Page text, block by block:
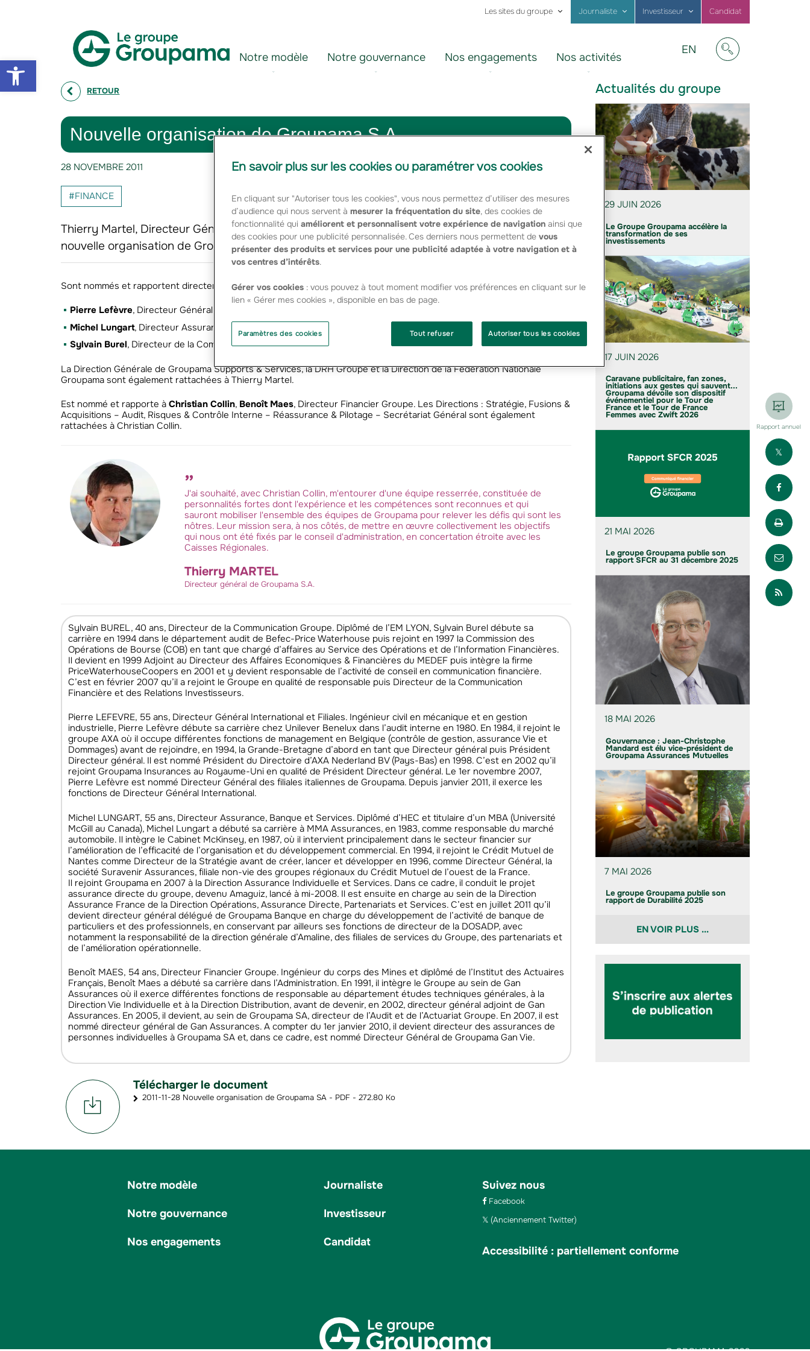
Open toolbar
Les sites du groupe Journaliste Investisseur Candidat
Notre modèle Notre gouvernance Nos engagements Nos activités
Visit
English
EN
RETOUR
Nouvelle organisation de Groupama S.A
28 NOVEMBRE 2011
#FINANCE
Thierry Martel, Directeur Général, et Christian Collin, Directeur Général Délégué, ont annoncé la
nouvelle organisation de Groupama S.A qui sera effective le 1er décembre 2011
Sont nommés et rapportent directement àThierry Martel :
Pierre Lefèvre, Directeur Général International & Filiales,
Michel Lungart, Directeur Assurance, Banque & Services,
Sylvain Burel, Directeur de la Communication Groupe.
La Direction Générale de Groupama Supports & Services, la DRH Groupe et la Direction de la Fédération Nationale
Groupama sont également rattachées à Thierry Martel.
Est nommé et rapporte à Christian Collin, Benoît Maes, Directeur Financier Groupe. Les Directions : Stratégie, Fusions &
Acquisitions – Audit, Risques & Contrôle Interne – Réassurance & Pilotage – Secrétariat Général sont également
rattachées à Christian Collin.
J'ai souhaité, avec Christian Collin, m'entourer d'une équipe resserrée, constituée de
personnalités fortes dont l'expérience et les compétences sont reconnues et qui
sauront mobiliser l'ensemble des équipes de Groupama pour relever les défis qui sont les
nôtres. Leur mission sera, à nos côtés, de mettre en œuvre collectivement les objectifs
qui nous ont été fixés par le conseil d'administration, en concertation étroite avec les
Caisses Régionales.
Thierry MARTEL
Directeur général de Groupama S.A.
Sylvain BUREL, 40 ans, Directeur de la Communication Groupe. Diplômé de l’EM LYON, Sylvain Burel débute sa
carrière en 1994 dans le département audit de Befec-Price Waterhouse puis rejoint en 1997 la Commission des
Opérations de Bourse (COB) en tant que chargé d’affaires au Service des Opérations et de l’Information Financières.
Il devient en 1999 Adjoint au Directeur des Affaires Economiques & Financières du MEDEF puis intègre la firme
PriceWaterhouseCoopers en 2001 et y devient responsable de l’activité de conseil en communication financière.
C’est en février 2007 qu’il a rejoint le Groupe en qualité de responsable puis Directeur de la Communication
Financière et des Relations Investisseurs.
Pierre LEFEVRE, 55 ans, Directeur Général International et Filiales. Ingénieur civil en mécanique et en gestion
industrielle, Pierre Lefèvre débute sa carrière chez Unilever Benelux dans l’audit interne en 1980. En 1984, il rejoint le
groupe AXA où il occupe différentes fonctions de management en Belgique (contrôle de gestion, assurance Vie et
Dommages) avant de rejoindre, en 1994, la Grande-Bretagne d’abord en tant que Directeur général puis Président
Directeur général. Il est nommé Président du Directoire d’AXA Nederland BV (Pays-Bas) en 1998. C’est en 2002 qu’il
rejoint Groupama Insurances au Royaume-Uni en qualité de Président Directeur général. Le 1er novembre 2007,
Pierre Lefèvre est nommé Directeur Général des filiales italiennes de Groupama. Depuis janvier 2011, il exerce les
fonctions de Directeur Général International.
Michel LUNGART, 55 ans, Directeur Assurance, Banque et Services. Diplômé d’HEC et titulaire d’un MBA (Université
McGill au Canada), Michel Lungart a débuté sa carrière à MMA Assurances, en 1983, comme responsable du marché
automobile. Il intègre le Cabinet McKinsey, en 1987, où il intervient principalement dans le secteur financier sur
l’amélioration de l’efficacité de l’organisation et du développement commercial. En 1994, il rejoint le Crédit Mutuel de
Nantes comme Directeur de la Stratégie avant de créer, lancer et développer en 1996, comme Directeur Général, la
société Suravenir Assurances, filiale non-vie des groupes régionaux du Crédit Mutuel de l’ouest de la France.
Il rejoint Groupama en 2007 à la Direction Assurance Individuelle et Services. Dans ce cadre, il conduit le projet
assurance directe du groupe, devenu Amaguiz, lancé à mi-2008. Il est ensuite en charge au sein de la Direction
Assurance France de la Direction Opérations, Assurance Directe, Partenariats et Services. C’est en juillet 2011 qu’il
devient directeur général délégué de Groupama Banque en charge du développement de l’activité de banque de
particuliers et des professionnels, en conservant par ailleurs ses fonctions de directeur de la DOSADP, avec
notamment la responsabilité de la direction générale d’Amaline, des filiales de services du Groupe, des partenariats et
de l’amélioration opérationnelle.
Benoît MAES, 54 ans, Directeur Financier Groupe. Ingénieur du corps des Mines et diplômé de l’Institut des Actuaires
Français, Benoît Maes a débuté sa carrière dans l’Administration. En 1991, il intègre le Groupe au sein de Gan
Assurances où il exerce différentes fonctions de responsable au département études techniques générales, à la
Direction Vie Individuelle et à la Direction Distribution, avant de devenir, en 2002, directeur général adjoint de Gan
Assurances. En 2005, il devient, au sein de Groupama SA, directeur de l’Audit et de l’Actuariat Groupe. En 2007, il est
nommé directeur général de Gan Assurances. A compter du 1er janvier 2010, il devient directeur des assurances de
personnes individuelles à Groupama SA et, dans ce cadre, est nommé Directeur Général de Groupama Gan Vie.
Télécharger le document
2011-11-28 Nouvelle organisation de Groupama SA - PDF - 272.80 Ko
Actualités du groupe
29 JUIN 2026
Le Groupe Groupama accélère la
transformation de ses
investissements
17 JUIN 2026
Caravane publicitaire, fan zones,
initiations aux gestes qui sauvent...
Groupama dévoile son dispositif
événementiel pour le Tour de
France et le Tour de France
Femmes avec Zwift 2026
21 MAI 2026
Le groupe Groupama publie son
rapport SFCR au 31 décembre 2025
18 MAI 2026
Gouvernance : Jean-Christophe
Mandard est élu vice-président de
Groupama Assurances Mutuelles
7 MAI 2026
Le groupe Groupama publie son
rapport de Durabilité 2025
EN VOIR PLUS ...
Rapport annuel
Notre modèle
Notre gouvernance
Nos engagements
Journaliste
Investisseur
Candidat
Suivez nous
Facebook
(Anciennement Twitter)
Accessibilité : partiellement conforme
En savoir plus sur les cookies ou paramétrer vos cookies
En cliquant sur "Autoriser tous les cookies", vous nous permettez d’utiliser des mesures
d’audience qui nous servent à mesurer la fréquentation du site, des cookies de
fonctionnalité qui améliorent et personnalisent votre expérience de navigation ainsi que
des cookies pour une publicité personnalisée. Ces derniers nous permettent de vous
présenter des produits et services pour une publicité adaptée à votre navigation et à
vos centres d’intérêts.
Gérer vos cookies : vous pouvez à tout moment modifier vos préférences en cliquant sur le
lien « Gérer mes cookies », disponible en bas de page.
Paramètres des cookies Tout refuser Autoriser tous les cookies